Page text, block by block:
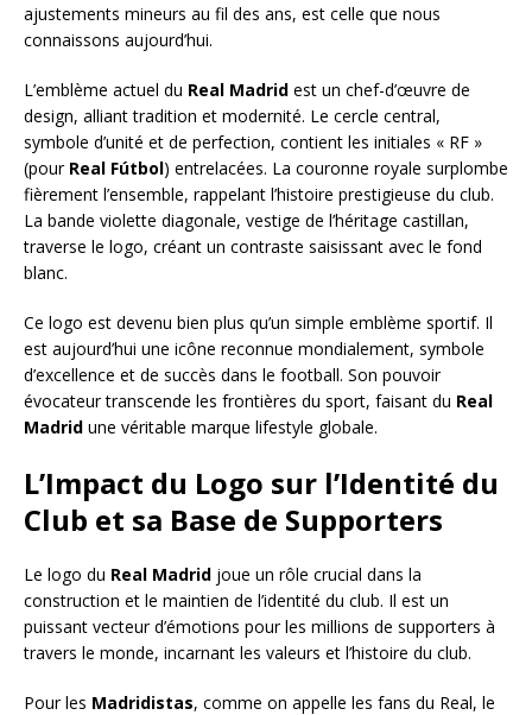
ajustements mineurs au fil des ans, est celle que nous
connaissons aujourd’hui.
L’emblème actuel du Real Madrid est un chef-d’œuvre de
design, alliant tradition et modernité. Le cercle central,
symbole d’unité et de perfection, contient les initiales « RF »
(pour Real Fútbol) entrelacées. La couronne royale surplombe
fièrement l’ensemble, rappelant l’histoire prestigieuse du club.
La bande violette diagonale, vestige de l’héritage castillan,
traverse le logo, créant un contraste saisissant avec le fond
blanc.
Ce logo est devenu bien plus qu’un simple emblème sportif. Il
est aujourd’hui une icône reconnue mondialement, symbole
d’excellence et de succès dans le football. Son pouvoir
évocateur transcende les frontières du sport, faisant du Real
Madrid une véritable marque lifestyle globale.
L’Impact du Logo sur l’Identité du
Club et sa Base de Supporters
Le logo du Real Madrid joue un rôle crucial dans la
construction et le maintien de l’identité du club. Il est un
puissant vecteur d’émotions pour les millions de supporters à
travers le monde, incarnant les valeurs et l’histoire du club.
Pour les Madridistas, comme on appelle les fans du Real, le